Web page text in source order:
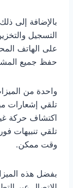
بالإضافة إلى
التسجيل
على الهاتف
حفظ جميع
واحدة من
تلقي إشعارات
اكتشاف حركة
تلقي تنبيهات
وقت ممكن.
بفضل هذه